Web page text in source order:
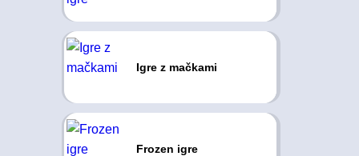
Igre z mačkami
Frozen igre